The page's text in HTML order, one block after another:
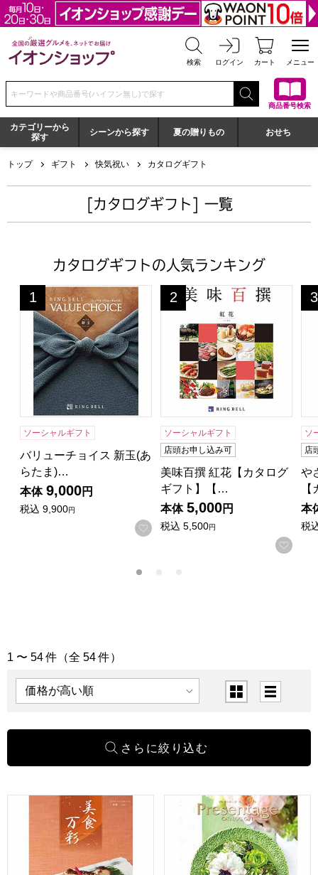
全国の厳選グルメを、ネットでお届け イオンショップ
検索 ログイン カート メニュー
検索キーワードまたは商品番号を入力してください
商品番号検索
カテゴリーから
探す
シーンから探す 夏の贈りもの おせち
トップ ギフト 快気祝い カタログギフト
[カタログギフト] 一覧
カタログギフトの人気ランキング
バリューチョイス 新玉(あらたま)【カタログギフト】【年
1
位
ソーシャルギフト
バリューチョイス 新玉(あ
らたま)…
本体 9,000円
税込 9,900円
お気に入りに登録する
美味百撰 紅花【カタログギ
2
位
ソーシャルギフト
店頭お申し込み可
美味百撰 紅花【カタログ
ギフト】【…
本体 5,000円
税込 5,500円
お気
3
位
ソ
店
や
本
税
「カタログギフト」の商品一覧
1 〜 54 件（全 54 件）
表示順 表示切替
美食万彩 常磐(ときわ)【カタログギフト】【贈りものカタロ
プレゼンテージ ジャズ【カ